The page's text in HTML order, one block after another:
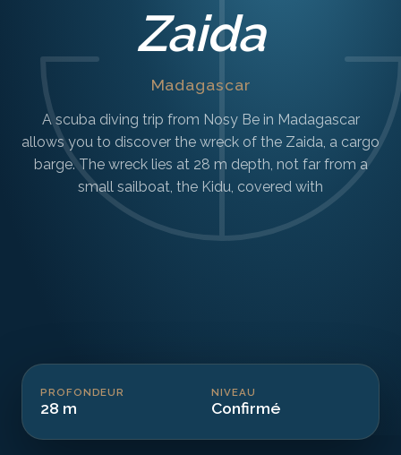
Zaida
Madagascar
A scuba diving trip from Nosy Be in Madagascar
allows you to discover the wreck of the Zaida, a cargo
barge. The wreck lies at 28 m depth, not far from a
small sailboat, the Kidu, covered with
PROFONDEUR
28 m
NIVEAU
Confirmé